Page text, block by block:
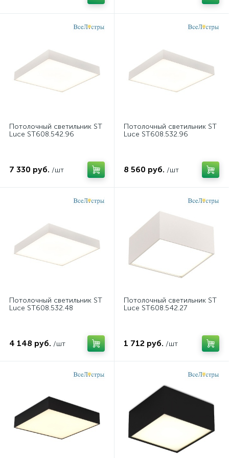
Потолочный светильник ST
Luce ST608.542.96
7 330 руб. /шт
Потолочный светильник ST
Luce ST608.532.96
8 560 руб. /шт
Потолочный светильник ST
Luce ST608.532.48
4 148 руб. /шт
Потолочный светильник ST
Luce ST608.542.27
1 712 руб. /шт